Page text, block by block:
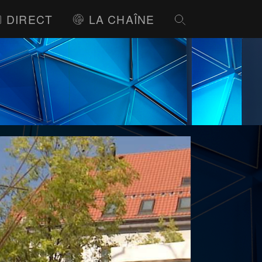
DIRECT LA CHAÎNE